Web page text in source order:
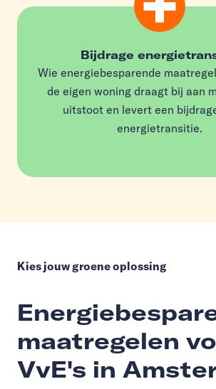
Bijdrage
Wie energiebesparende
de eigen woning draagt bij aan
uitstoot en levert een
energietransitie.
Kies jouw groene oplossing
maatregelen
VvE's in